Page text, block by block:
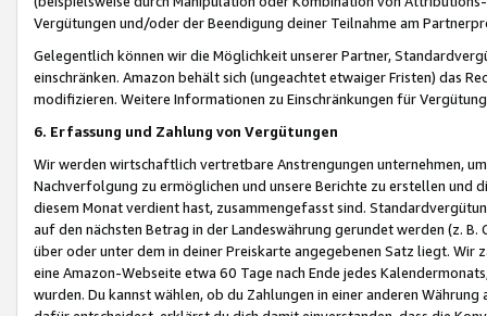
Vergütungen und/oder der Beendigung deiner Teilnahme am
Gelegentlich können wir die Möglichkeit unserer Partner,
einschränken. Amazon behält sich (ungeachtet etwaiger Fristen) das
modifizieren. Weitere Informationen zu Einschränkungen für
6. Erfassung und Zahlung von Vergütungen
Wir werden wirtschaftlich vertretbare Anstrengungen unternehmen,
Nachverfolgung zu ermöglichen und unsere Berichte zu erstellen und
diesem Monat verdient hast, zusammengefasst sind.
auf den nächsten Betrag in der Landeswährung gerundet werden (z.
über oder unter dem in deiner Preiskarte angegebenen Satz liegt.
eine Amazon-Webseite etwa 60 Tage nach Ende jedes
wurden. Du kannst wählen, ob du Zahlungen in einer anderen